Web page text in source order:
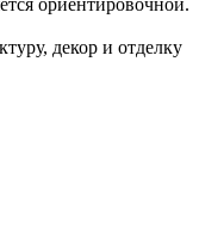
декор и отделку